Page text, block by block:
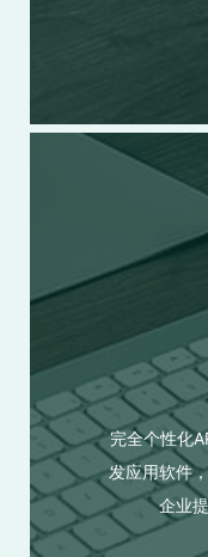
完全个性化
发应用软件
企业